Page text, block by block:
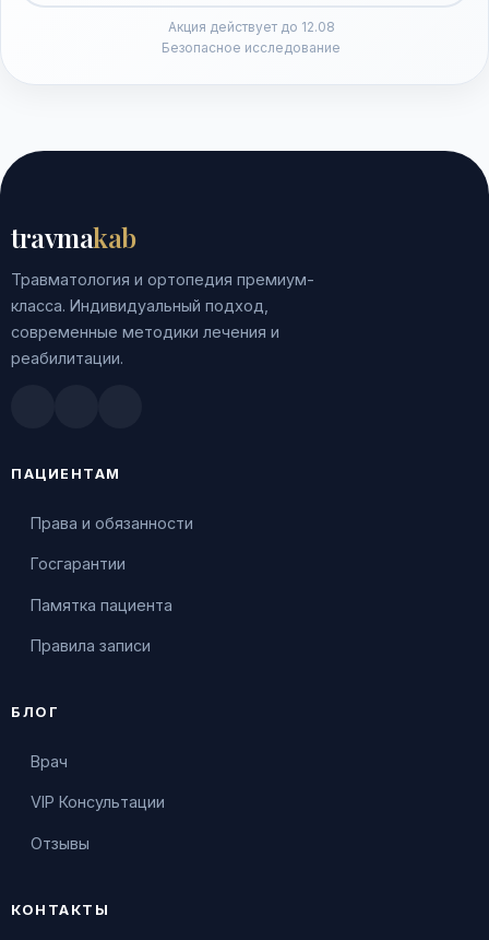
Акция действует до 12.08
Безопасное исследование
travmakab
Травматология и ортопедия премиум-
класса. Индивидуальный подход,
современные методики лечения и
реабилитации.
ПАЦИЕНТАМ
Права и обязанности
Госгарантии
Памятка пациента
Правила записи
БЛОГ
Врач
VIP Консультации
Отзывы
КОНТАКТЫ